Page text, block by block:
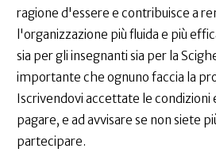
ragione d'essere e contribuisce a
l'organizzazione più fluida e più
sia per gli insegnanti sia per la
importante che ognuno faccia la
Iscrivendovi accettate le condizioni
pagare, e ad avvisare se non siete
partecipare.